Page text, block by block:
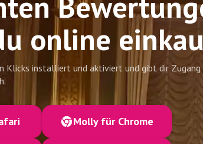
online
Klicks installiert und aktiviert und gibt dir Zugang
Molly für Chrome